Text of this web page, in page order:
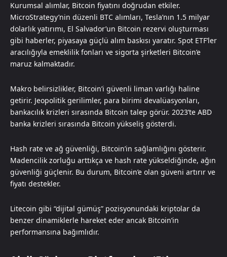
Kurumsal alımlar, Bitcoin fiyatını doğrudan etkiler.
MicroStrategy’nin düzenli BTC alımları, Tesla’nın 1.5 milyar
dolarlık yatırımı, El Salvador’un Bitcoin rezervi oluşturması
gibi haberler, piyasaya güçlü alım baskısı yaratır. Spot ETF’ler
aracılığıyla emeklilik fonları ve sigorta şirketleri Bitcoin’e
maruz kalmaktadır.
Makro belirsizlikler, Bitcoin’i güvenli liman varlığı haline
getirir. Jeopolitik gerilimler, para birimi devalüasyonları,
bankacılık krizleri sırasında Bitcoin talep görür. 2023’te ABD
banka krizleri sırasında Bitcoin yükseliş gösterdi.
Hash rate ve ağ güvenliği, Bitcoin’in sağlamlığını gösterir.
Madencilik zorluğu arttıkça ve hash rate yükseldiğinde, ağın
güvenliği güçlenir. Bu durum, Bitcoin’e olan güveni artırır ve
fiyatı destekler.
Litecoin gibi “dijital gümüş” pozisyonundaki kriptolar da
benzer dinamiklerle hareket eder ancak Bitcoin’in
performansına bağımlıdır.